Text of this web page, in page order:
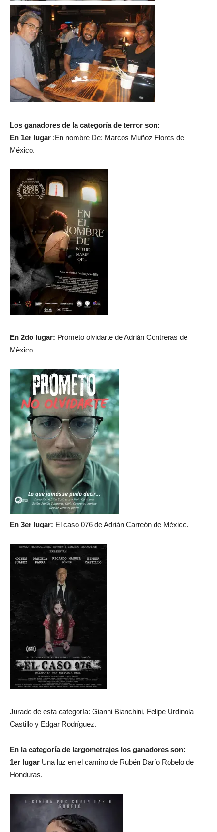
Los ganadores de la categoría de terror son:
En 1er lugar :En nombre De: Marcos Muñoz Flores de
México.
En 2do lugar: Prometo olvidarte de Adrián Contreras de
Mèxico.
En 3er lugar: El caso 076 de Adrián Carreón de Mèxico.
Jurado de esta categorìa: Gianni Bianchini, Felipe Urdinola
Castillo y Edgar Rodríguez.
En la categoría de largometrajes los ganadores son:
1er lugar Una luz en el camino de Rubén Darío Robelo de
Honduras.